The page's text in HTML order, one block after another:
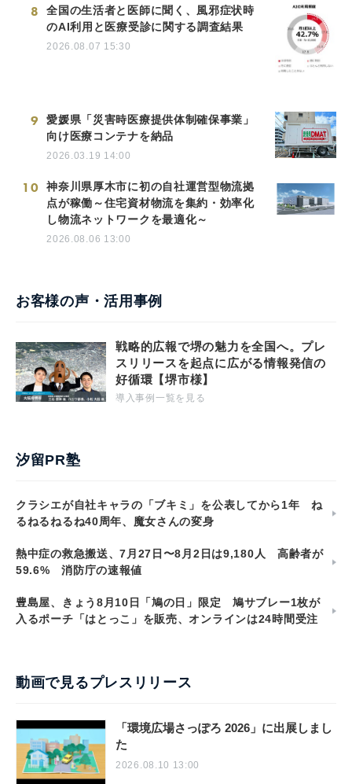
8
全国の生活者と医師に聞く、風邪症状時
のAI利用と医療受診に関する調査結果
2026.08.07 15:30
9
愛媛県「災害時医療提供体制確保事業」
向け医療コンテナを納品
2026.03.19 14:00
10
神奈川県厚木市に初の自社運営型物流拠
点が稼働～住宅資材物流を集約・効率化
し物流ネットワークを最適化～
2026.08.06 13:00
お客様の声・活用事例
戦略的広報で堺の魅力を全国へ。プレ
スリリースを起点に広がる情報発信の
好循環【堺市様】
導入事例一覧を見る
汐留PR塾
クラシエが自社キャラの「ブキミ」を公表してから1年 ね
るねるねるね40周年、魔女さんの変身
熱中症の救急搬送、7月27日〜8月2日は9,180人 高齢者が
59.6% 消防庁の速報値
豊島屋、きょう8月10日「鳩の日」限定 鳩サブレー1枚が
入るポーチ「はとっこ」を販売、オンラインは24時間受注
動画で見るプレスリリース
「環境広場さっぽろ 2026」に出展しまし
た
2026.08.10 13:00